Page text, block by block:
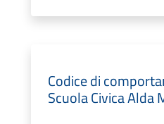
Codice di
Scuola Civica Alda